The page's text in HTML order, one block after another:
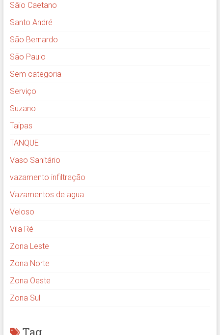
Sãio Caetano
Santo André
São Bernardo
São Paulo
Sem categoria
Serviço
Suzano
Taipas
TANQUE
Vaso Sanitário
vazamento infiltração
Vazamentos de agua
Veloso
Vila Ré
Zona Leste
Zona Norte
Zona Oeste
Zona Sul
Tag